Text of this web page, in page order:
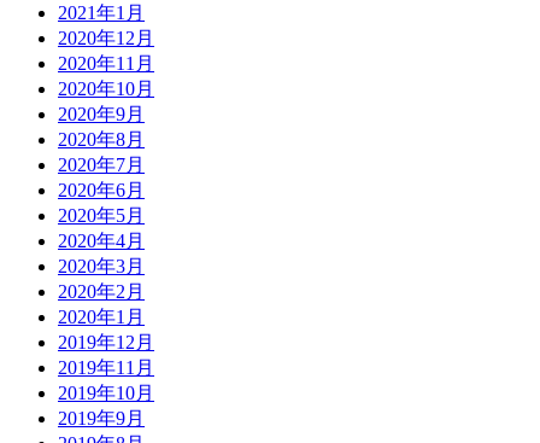
2021年1月
2020年12月
2020年11月
2020年10月
2020年9月
2020年8月
2020年7月
2020年6月
2020年5月
2020年4月
2020年3月
2020年2月
2020年1月
2019年12月
2019年11月
2019年10月
2019年9月